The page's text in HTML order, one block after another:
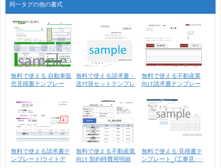
同一タグの他の書式
無料で使える 自動車販
売見積書テンプレー
無料で使える請求書・
送付状セットテンプレ
無料で使える不動産業
向け請求書テンプレー
無料で使える請求書テ
ンプレート|ライトデ
無料で使える不動産業
向け 契約時費用明細
無料で使える 見積書テ
ンプレート_(工事見･･･